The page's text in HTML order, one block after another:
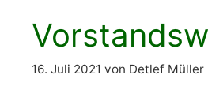
16. Juli 2021 von Detlef Müller